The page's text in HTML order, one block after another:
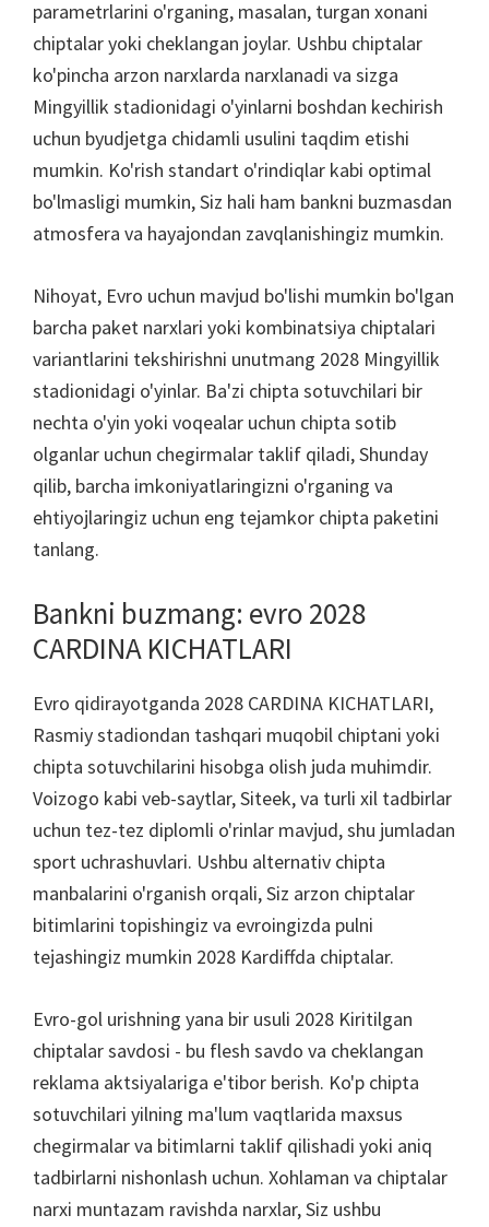
parametrlarini o'rganing, masalan, turgan xonani
chiptalar yoki cheklangan joylar. Ushbu chiptalar
ko'pincha arzon narxlarda narxlanadi va sizga
Mingyillik stadionidagi o'yinlarni boshdan kechirish
uchun byudjetga chidamli usulini taqdim etishi
mumkin. Ko'rish standart o'rindiqlar kabi optimal
bo'lmasligi mumkin, Siz hali ham bankni buzmasdan
atmosfera va hayajondan zavqlanishingiz mumkin.
Nihoyat, Evro uchun mavjud bo'lishi mumkin bo'lgan
barcha paket narxlari yoki kombinatsiya chiptalari
variantlarini tekshirishni unutmang 2028 Mingyillik
stadionidagi o'yinlar. Ba'zi chipta sotuvchilari bir
nechta o'yin yoki voqealar uchun chipta sotib
olganlar uchun chegirmalar taklif qiladi, Shunday
qilib, barcha imkoniyatlaringizni o'rganing va
ehtiyojlaringiz uchun eng tejamkor chipta paketini
tanlang.
Bankni buzmang: evro 2028
CARDINA KICHATLARI
Evro qidirayotganda 2028 CARDINA KICHATLARI,
Rasmiy stadiondan tashqari muqobil chiptani yoki
chipta sotuvchilarini hisobga olish juda muhimdir.
Voizogo kabi veb-saytlar, Siteek, va turli xil tadbirlar
uchun tez-tez diplomli o'rinlar mavjud, shu jumladan
sport uchrashuvlari. Ushbu alternativ chipta
manbalarini o'rganish orqali, Siz arzon chiptalar
bitimlarini topishingiz va evroingizda pulni
tejashingiz mumkin 2028 Kardiffda chiptalar.
Evro-gol urishning yana bir usuli 2028 Kiritilgan
chiptalar savdosi - bu flesh savdo va cheklangan
reklama aktsiyalariga e'tibor berish. Ko'p chipta
sotuvchilari yilning ma'lum vaqtlarida maxsus
chegirmalar va bitimlarni taklif qilishadi yoki aniq
tadbirlarni nishonlash uchun. Xohlaman va chiptalar
narxi muntazam ravishda narxlar, Siz ushbu